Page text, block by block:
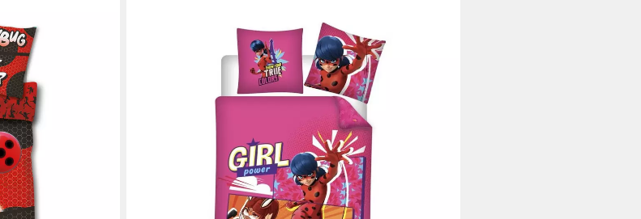
Kinderbettwäsche Miraculous Ladybug
Kinderbettwäsche140x200 cm 65x65cm, 100%
Baumwolle, Bettbezug + Kopfkissenbezug
UVP49,99 €